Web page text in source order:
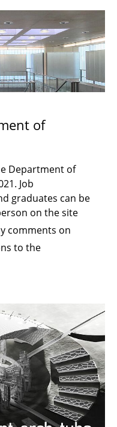
of
Department of
Job
graduates can be
on the site
comments on
to the